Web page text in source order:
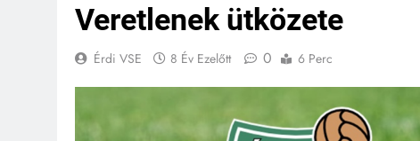
Veretlenek ütközete
Érdi VSE 8 Év Ezelőtt 0 6 Perc